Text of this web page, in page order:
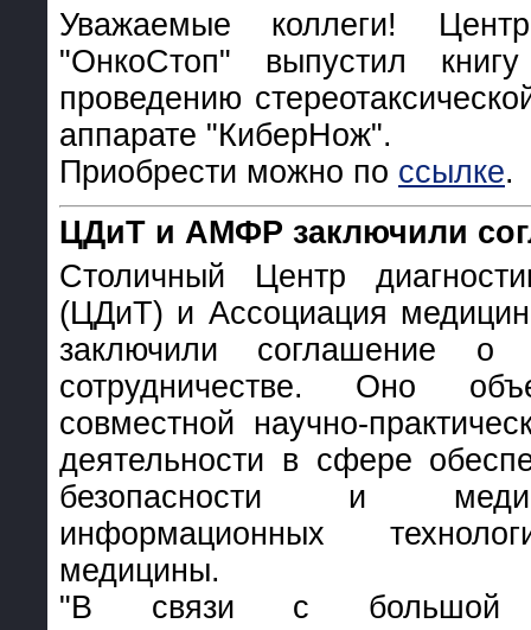
Уважаемые коллеги!
"ОнкоСтоп" выпустил
проведению
аппарате "КиберНож".
Приобрести можно по ссылке.
ЦДиТ и АМФР заключили
Столичный Центр
(ЦДиТ) и Ассоциация
заключили соглашение о
сотрудничестве. Оно
совместной научно-
деятельности в сфере
безопасности и
информационных
медицины.
"В связи с большой